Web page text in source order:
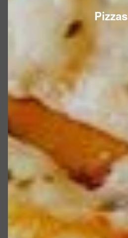
Pizzas